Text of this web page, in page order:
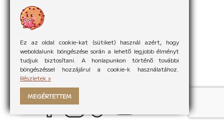
Ez az oldal cookie-kat (sütiket) használ azért, hogy
weboldalunk böngészése során a lehető legjobb élményt
tudjuk biztosítani. A honlapunkon történő további
böngészéssel hozzájárul a cookie-k használatához.
Részletek »
MEGÉRTETTEM
Hajnali napfény
Magaddal
Fogom kezed
Hála
Táncolj velem!
Katalina S. Miller – Magyarország
Kapcsolódás
Szemán Zoltán – Új-Zéland
Újrakezdés.